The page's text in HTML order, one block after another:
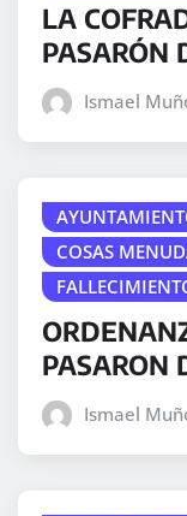
LA
PASARÓN
Ismael
COSAS
PASARON
Ismael